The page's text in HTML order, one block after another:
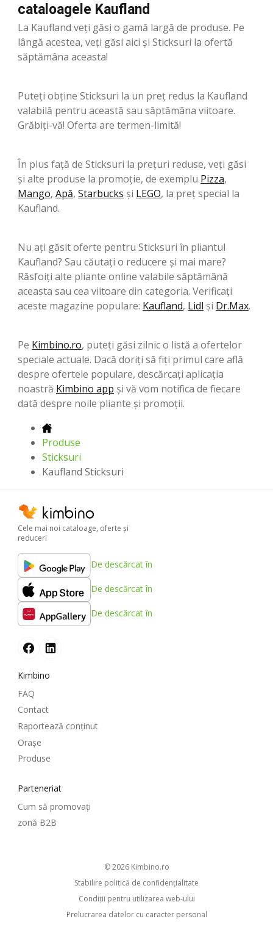
cataloagele Kaufland
La Kaufland veți găsi o gamă largă de produse. Pe
lângă acestea, veți găsi aici și Sticksuri la ofertă
săptămâna aceasta!
Puteți obține Sticksuri la un preț redus la Kaufland
valabilă pentru această sau săptămâna viitoare.
Grăbiți-vă! Oferta are termen-limită!
În plus față de Sticksuri la prețuri reduse, veți găsi
și alte produse la promoție, de exemplu Pizza,
Mango, Apă, Starbucks şi LEGO, la preț special la
Kaufland.
Nu ați găsit oferte pentru Sticksuri în pliantul
Kaufland? Sau căutați o reducere și mai mare?
Răsfoiți alte pliante online valabile săptămână
aceasta sau cea viitoare din categoria. Verificați
aceste magazine populare: Kaufland, Lidl şi Dr.Max.
Pe Kimbino.ro, puteți găsi zilnic o listă a ofertelor
speciale actuale. Dacă doriți să fiți primul care află
despre ofertele populare, descărcați aplicația
noastră Kimbino app și vă vom notifica de fiecare
dată despre noile pliante și promoții.
Produse
Sticksuri
Kaufland Sticksuri
Cele mai noi cataloage, oferte şi
reduceri
De descărcat în
De descărcat în
De descărcat în
Kimbino
FAQ
Contact
Raportează conținut
Oraşe
Produse
Parteneriat
Cum să promovați
zonă B2B
© 2026 kimbino.ro
Stabilire politică de confidenţialitate
Condiţii pentru utilizarea web-ului
Prelucrarea datelor cu caracter personal